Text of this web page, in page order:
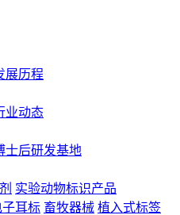
展历程
业动态
士后研发基地
实验动物标识产品
耳标 畜牧器械 植入式标签